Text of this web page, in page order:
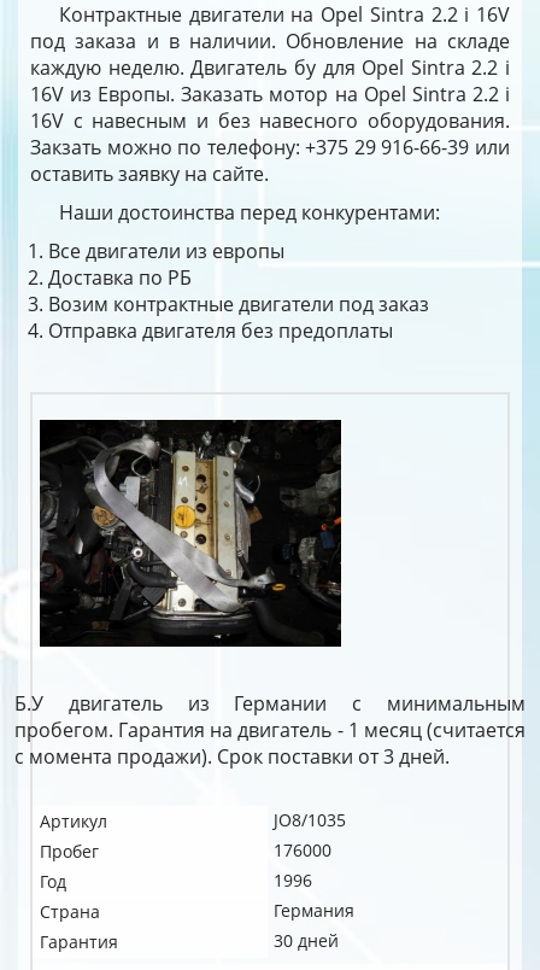
Контрактные двигатели на Opel Sintra 2.2 i 16V
под заказа и в наличии. Обновление на складе
каждую неделю. Двигатель бу для Opel Sintra 2.2 i
16V из Европы. Заказать мотор на Opel Sintra 2.2 i
16V с навесным и без навесного оборудования.
Закзать можно по телефону: +375 29 916-66-39 или
оставить заявку на сайте.
Наши достоинства перед конкурентами:
Все двигатели из европы
Доставка по РБ
Возим контрактные двигатели под заказ
Отправка двигателя без предоплаты
Б.У двигатель из Германии с минимальным
пробегом. Гарантия на двигатель - 1 месяц (считается
с момента продажи). Срок поставки от 3 дней.
Артикул
JO8/1035
Пробег
176000
Год
1996
Страна
Германия
Гарантия
30 дней